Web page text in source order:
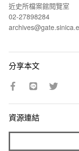
近史所檔案館閱覽室
02-27898284
分享本文
資源連結